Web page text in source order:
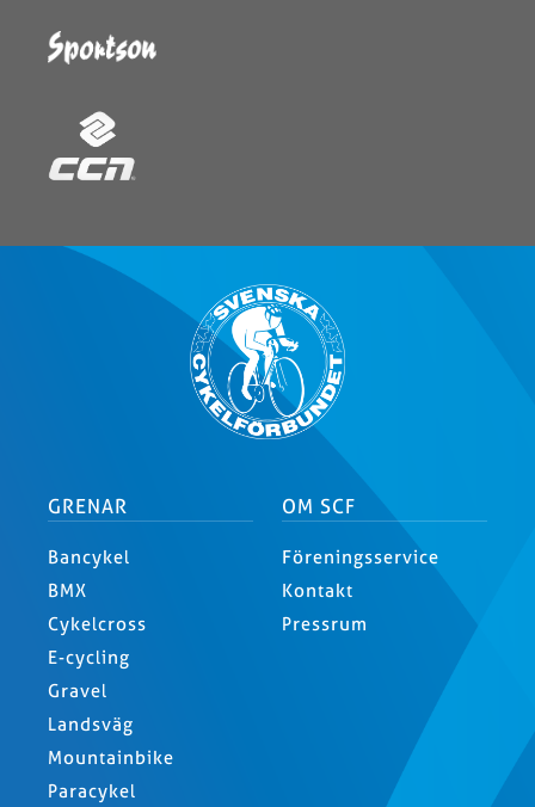
GRENAR
Bancykel
BMX
Cykelcross
E-cycling
Gravel
Landsväg
Mountainbike
Paracykel
OM SCF
Föreningsservice
Kontakt
Pressrum